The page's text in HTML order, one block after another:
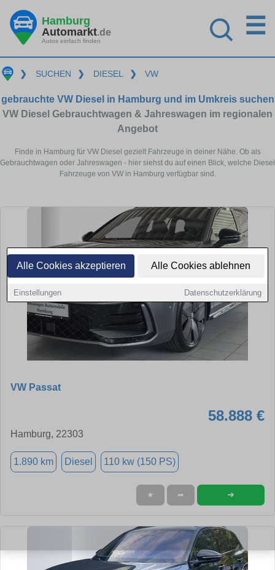
Alle Cookies akzeptieren Alle Cookies ablehnen
Einstellungen Datenschutzerklärung
Hamburg
Automarkt.de
Autos einfach finden
☰
❯ SUCHEN ❯ DIESEL ❯ VW
gebrauchte VW Diesel in Hamburg und im Umkreis suchen
VW Diesel Gebrauchtwagen & Jahreswagen im regionalen
Angebot
Finde in Hamburg für VW Diesel gezielt Fahrzeuge in deiner Nähe. Ob als
Gebrauchtwagen oder Jahreswagen - hier siehst du auf einen Blick, welche Diesel
Fahrzeuge von VW in Hamburg verfügbar sind.
VW Passat
58.888 €
Hamburg, 22303
1.890 km Diesel 110 kw (150 PS)
★ ➦ ➜